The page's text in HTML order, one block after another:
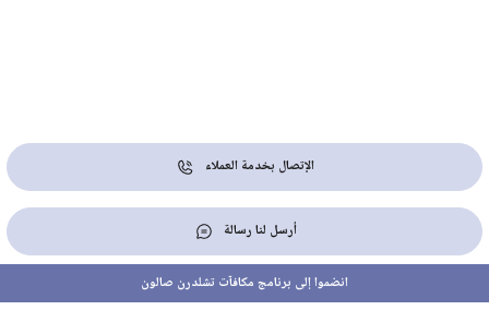
الإتصال بخدمة العملاء
أرسل لنا رسالة
انضموا إلى برنامج مكافآت تشلدرن صالون